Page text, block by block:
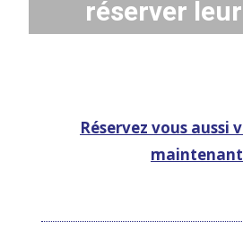
réserver
Réservez vous aussi